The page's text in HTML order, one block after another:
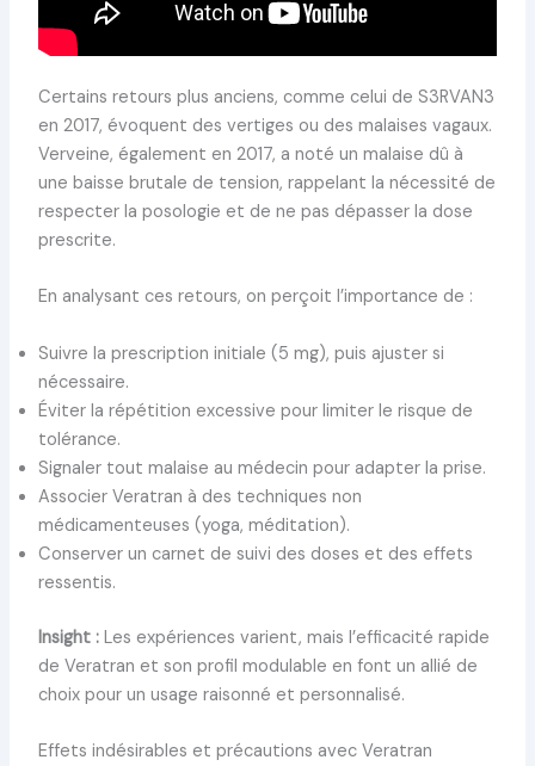
Certains retours plus anciens, comme celui de S3RVAN3
en 2017, évoquent des vertiges ou des malaises vagaux.
Verveine, également en 2017, a noté un malaise dû à
une baisse brutale de tension, rappelant la nécessité de
respecter la posologie et de ne pas dépasser la dose
prescrite.
En analysant ces retours, on perçoit l’importance de :
Suivre la prescription initiale (5 mg), puis ajuster si
nécessaire.
Éviter la répétition excessive pour limiter le risque de
tolérance.
Signaler tout malaise au médecin pour adapter la prise.
Associer Veratran à des techniques non
médicamenteuses (yoga, méditation).
Conserver un carnet de suivi des doses et des effets
ressentis.
Insight :Les expériences varient, mais l’efficacité rapide
de Veratran et son profil modulable en font un allié de
choix pour un usage raisonné et personnalisé.
Effets indésirables et précautions avec Veratran